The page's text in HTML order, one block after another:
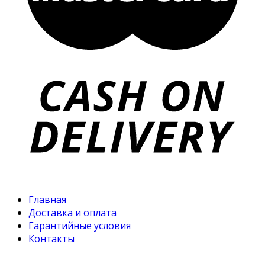
Главная
Доставка и оплата
Гарантийные условия
Контакты